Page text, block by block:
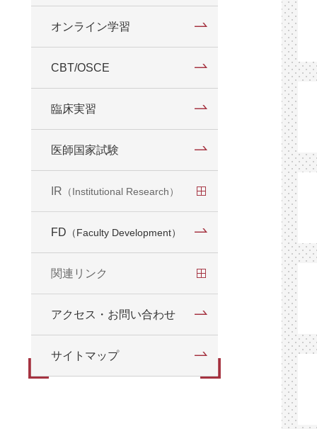
オンライン学習
CBT/OSCE
臨床実習
医師国家試験
IR （Institutional Research）
概要・業務内容
IRレポート
FD （Faculty Development）
関連リンク
シミュレーションセンター
卒後臨床研修センター
アクセス・お問い合わせ
サイトマップ